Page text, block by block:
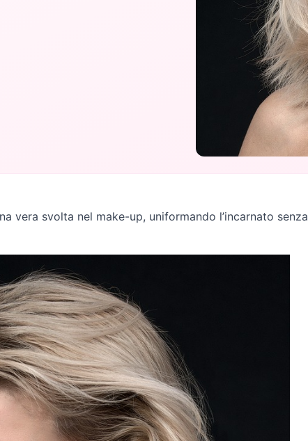
vera svolta nel make-up, uniformando l’incarnato senza